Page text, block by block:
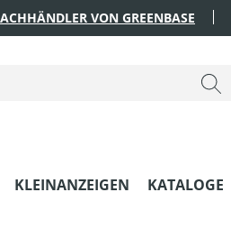
VON GREENBASE
KLEINANZEIGEN KATALOGE